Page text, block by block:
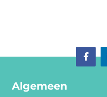
Algemeen